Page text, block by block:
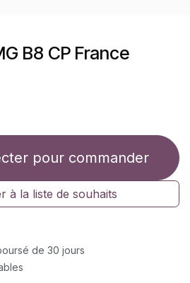
B8 CP France
pour commander
à la liste de souhaits
de 30 jours